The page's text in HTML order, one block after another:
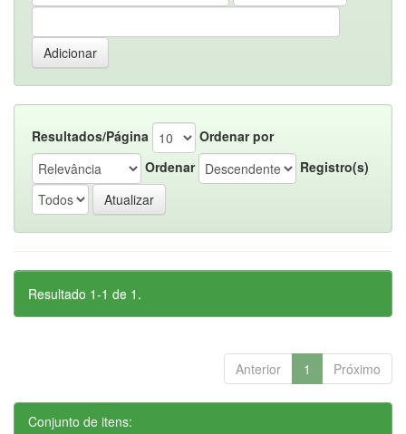
Resultados/Página
Ordenar por
Ordenar
Registro(s)
Resultado 1-1 de 1.
Anterior 1 Próximo
Conjunto de itens: